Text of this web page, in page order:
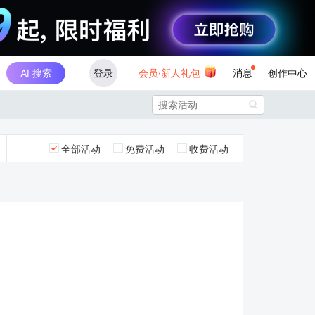
AI 搜索 登录 会员·新人礼包 消息 创作中心

全部活动 免费活动 收费活动